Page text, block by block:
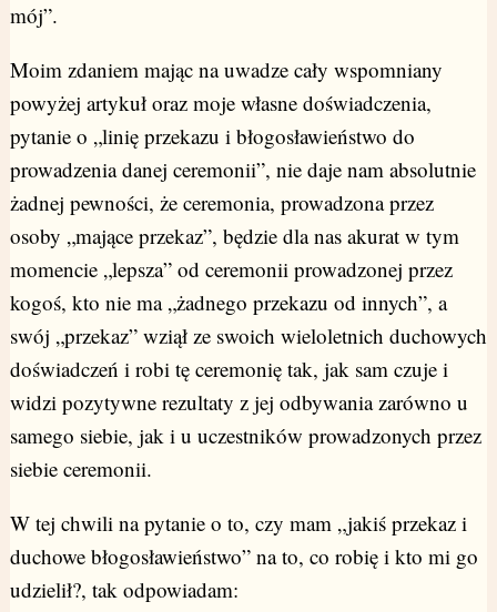
mój”.
Moim zdaniem mając na uwadze cały wspomniany
powyżej artykuł oraz moje własne doświadczenia,
pytanie o „linię przekazu i błogosławieństwo do
prowadzenia danej ceremonii”, nie daje nam absolutnie
żadnej pewności, że ceremonia, prowadzona przez
osoby „mające przekaz”, będzie dla nas akurat w tym
momencie „lepsza” od ceremonii prowadzonej przez
kogoś, kto nie ma „żadnego przekazu od innych”, a
swój „przekaz” wziął ze swoich wieloletnich duchowych
doświadczeń i robi tę ceremonię tak, jak sam czuje i
widzi pozytywne rezultaty z jej odbywania zarówno u
samego siebie, jak i u uczestników prowadzonych przez
siebie ceremonii.
W tej chwili na pytanie o to, czy mam „jakiś przekaz i
duchowe błogosławieństwo” na to, co robię i kto mi go
udzielił?, tak odpowiadam: